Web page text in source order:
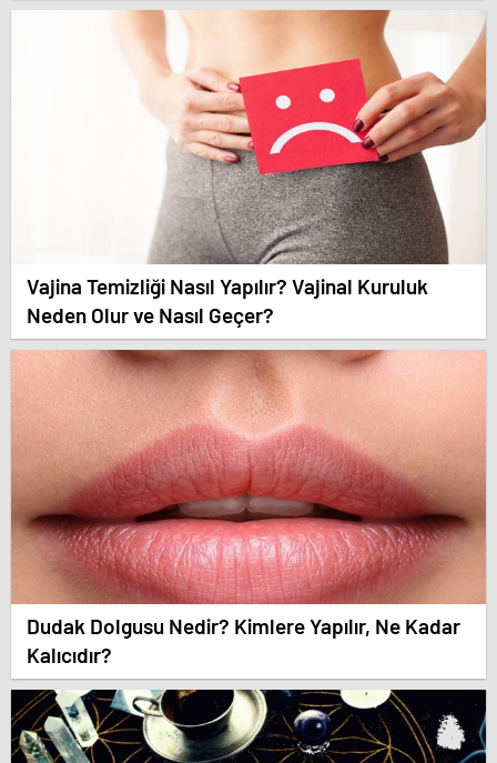
Vajina Temizliği Nasıl Yapılır? Vajinal Kuruluk
Neden Olur ve Nasıl Geçer?
Dudak Dolgusu Nedir? Kimlere Yapılır, Ne Kadar
Kalıcıdır?